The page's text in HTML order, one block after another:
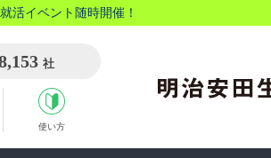
就活イベント随時開催！
社
使い方